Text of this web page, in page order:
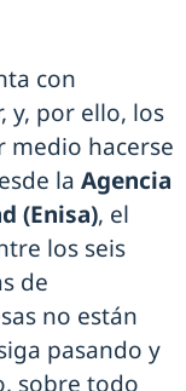
con
y, por ello, los
hacerse
la Agencia
(Enisa), el
los seis
de
no están
pasando y
sobre todo